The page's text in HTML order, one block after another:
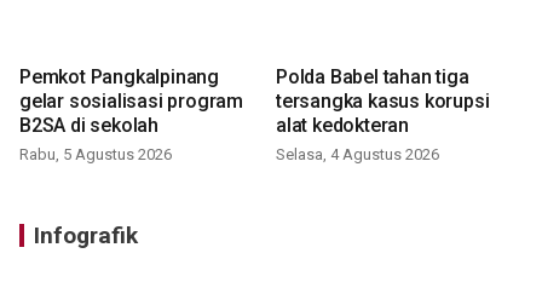
Pemkot Pangkalpinang
gelar sosialisasi program
B2SA di sekolah
Rabu, 5 Agustus 2026
Polda Babel tahan tiga
tersangka kasus korupsi
alat kedokteran
Selasa, 4 Agustus 2026
Infografik